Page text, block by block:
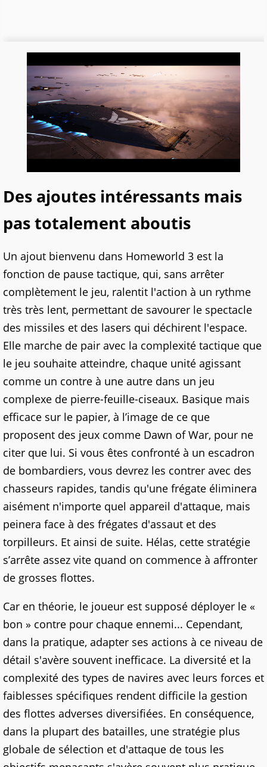
Des ajoutes intéressants mais
pas totalement aboutis
Un ajout bienvenu dans Homeworld 3 est la
fonction de pause tactique, qui, sans arrêter
complètement le jeu, ralentit l'action à un rythme
très très lent, permettant de savourer le spectacle
des missiles et des lasers qui déchirent l'espace.
Elle marche de pair avec la complexité tactique que
le jeu souhaite atteindre, chaque unité agissant
comme un contre à une autre dans un jeu
complexe de pierre-feuille-ciseaux. Basique mais
efficace sur le papier, à l’image de ce que
proposent des jeux comme Dawn of War, pour ne
citer que lui. Si vous êtes confronté à un escadron
de bombardiers, vous devrez les contrer avec des
chasseurs rapides, tandis qu'une frégate éliminera
aisément n'importe quel appareil d'attaque, mais
peinera face à des frégates d'assaut et des
torpilleurs. Et ainsi de suite. Hélas, cette stratégie
s’arrête assez vite quand on commence à affronter
de grosses flottes.
Car en théorie, le joueur est supposé déployer le «
bon » contre pour chaque ennemi... Cependant,
dans la pratique, adapter ses actions à ce niveau de
détail s'avère souvent inefficace. La diversité et la
complexité des types de navires avec leurs forces et
faiblesses spécifiques rendent difficile la gestion
des flottes adverses diversifiées. En conséquence,
dans la plupart des batailles, une stratégie plus
globale de sélection et d'attaque de tous les